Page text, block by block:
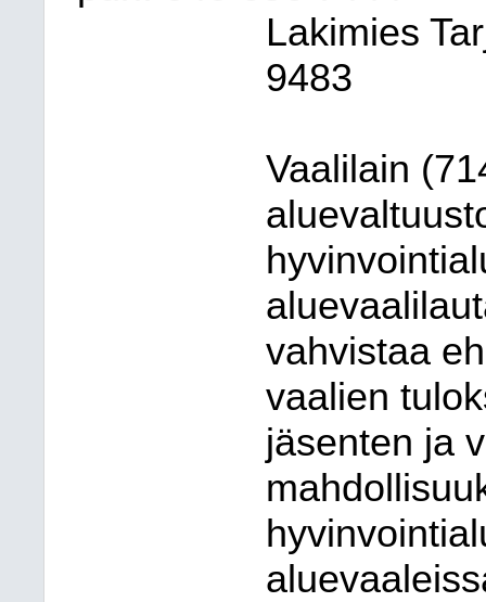
Lakimies
9483
Vaalilain
vahvistaa
vaalien
jäsenten ja